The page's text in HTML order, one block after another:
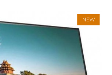
NEW